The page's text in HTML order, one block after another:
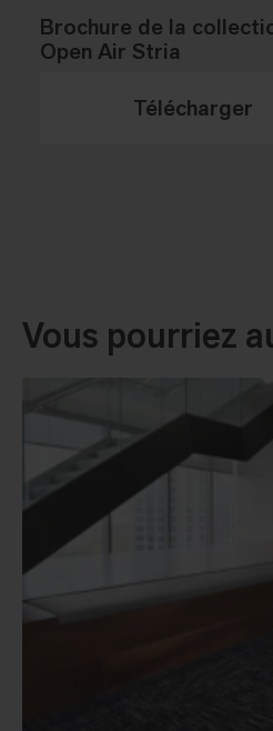
Brochure de la
Open Air Stria
Télécharger
Vous pourriez